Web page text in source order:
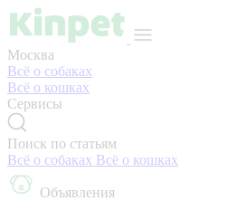
Москва
Всё о собаках
Всё о кошках
Сервисы
Поиск по статьям
Всё о собаках Всё о кошках
Объявления